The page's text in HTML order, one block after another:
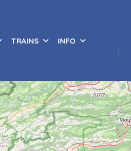
TRAINS INFO